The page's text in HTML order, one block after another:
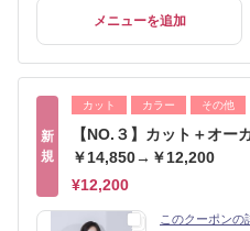
メニューを追加
新
規
カット カラー その他
【NO.３】カット＋オー
￥14,850→￥12,200
¥12,200
このクーポンの